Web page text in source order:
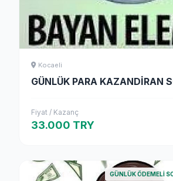
Kocaeli
GÜNLÜK PARA KAZANDİRAN
Fiyat / Kazanç
33.000 TRY
GÜNLÜK ÖDEMELI